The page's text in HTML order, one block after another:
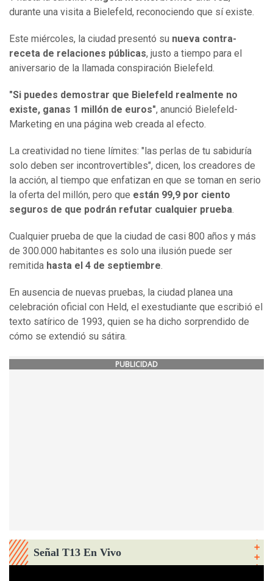
durante una visita a Bielefeld, reconociendo que sí existe.
Este miércoles, la ciudad presentó su nueva contra-
receta de relaciones públicas, justo a tiempo para el
aniversario de la llamada conspiración Bielefeld.
"Si puedes demostrar que Bielefeld realmente no
existe, ganas 1 millón de euros", anunció Bielefeld-
Marketing en una página web creada al efecto.
La creatividad no tiene límites: "las perlas de tu sabiduría
solo deben ser incontrovertibles", dicen, los creadores de
la acción, al tiempo que enfatizan en que se toman en serio
la oferta del millón, pero que están 99,9 por ciento
seguros de que podrán refutar cualquier prueba.
Cualquier prueba de que la ciudad de casi 800 años y más
de 300.000 habitantes es solo una ilusión puede ser
remitida hasta el 4 de septiembre.
En ausencia de nuevas pruebas, la ciudad planea una
celebración oficial con Held, el exestudiante que escribió el
texto satírico de 1993, quien se ha dicho sorprendido de
cómo se extendió su sátira.
PUBLICIDAD
Señal T13 En Vivo